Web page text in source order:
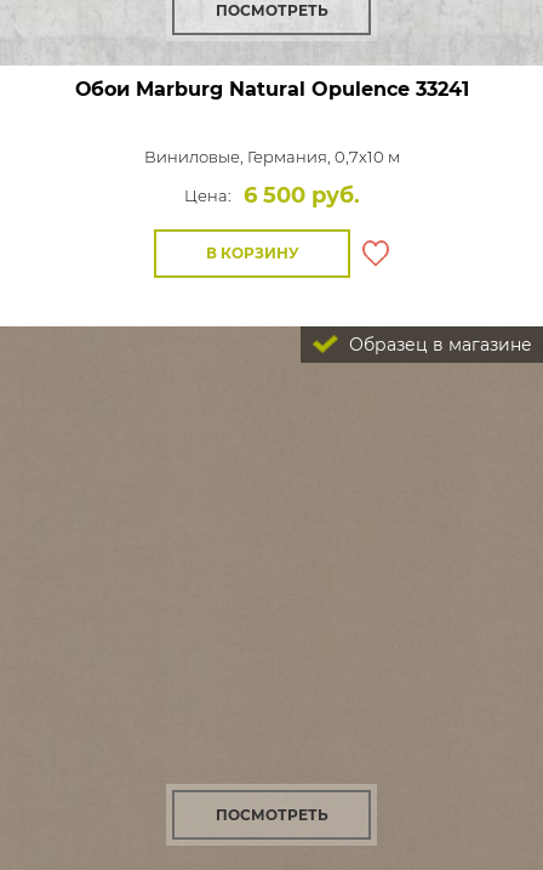
ПОСМОТРЕТЬ
Обои Marburg Natural Opulence33241
Виниловые, Германия, 0,7x10 м
Цена:
6 500 руб.
В КОРЗИНУ
Образец в магазине
ПОСМОТРЕТЬ